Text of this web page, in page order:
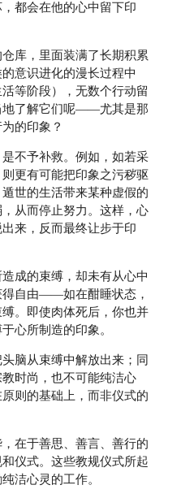
都会在他的心中留下印
库，里面装满了长期积累
意识进化的漫长过程中
等阶段），无数个行动留
地了解它们呢——尤其是那
的印象？
不予补救。例如，如若采
更有可能把印象之污秽驱
世的生活带来某种虚假的
从而停止努力。这样，心
来，反而最终让步于印
成的束缚，却未有从心中
得自由——如在酣睡状态，
。即使肉体死后，你也并
心所制造的印象。
脑从束缚中解放出来；同
时尚，也不可能纯洁心
则的基础上，而非仪式的
在于善思、善言、善行的
仪式。这些教规仪式所起
洁心灵的工作。